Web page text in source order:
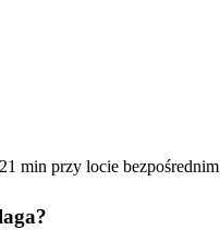
min przy locie
?